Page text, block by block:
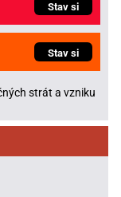
Stav si
Stav si
strát a vzniku